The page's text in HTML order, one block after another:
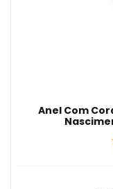
Anel Com